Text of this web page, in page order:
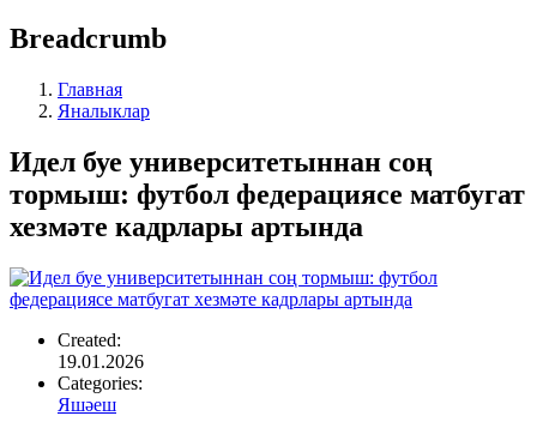
Breadcrumb
Главная
Яналыклар
Идел буе университетыннан соң
тормыш: футбол федерациясе матбугат
хезмәте кадрлары артында
Created:
19.01.2026
Categories:
Яшәеш